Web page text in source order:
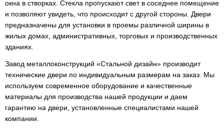
окна в створках. Стекла пропускают свет в соседнее помещение
и позволяют увидеть, что происходит с другой стороны. Двери
предназначены для установки в проемы различной ширины в
жилых домах, административных, торговых и производственных
зданиях.
Завод металлоконструкций «Стальной дизайн» производит
технические двери по индивидуальным размерам на заказ. Мы
используем современное оборудование и качественные
материалы для производства нашей продукции и даем
гарантию на двери, установленные специалистами нашей
компании.